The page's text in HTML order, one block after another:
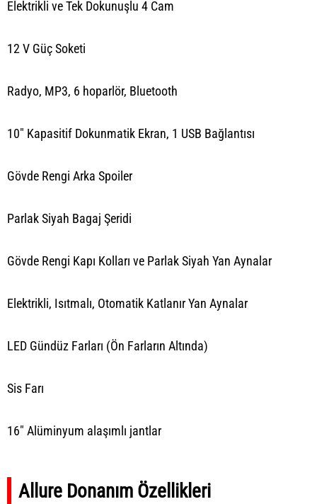
Elektrikli ve Tek Dokunuşlu 4 Cam
12 V Güç Soketi
Radyo, MP3, 6 hoparlör, Bluetooth
10" Kapasitif Dokunmatik Ekran, 1 USB Bağlantısı
Gövde Rengi Arka Spoiler
Parlak Siyah Bagaj Şeridi
Gövde Rengi Kapı Kolları ve Parlak Siyah Yan Aynalar
Elektrikli, Isıtmalı, Otomatik Katlanır Yan Aynalar
LED Gündüz Farları (Ön Farların Altında)
Sis Farı
16" Alüminyum alaşımlı jantlar
Allure Donanım Özellikleri